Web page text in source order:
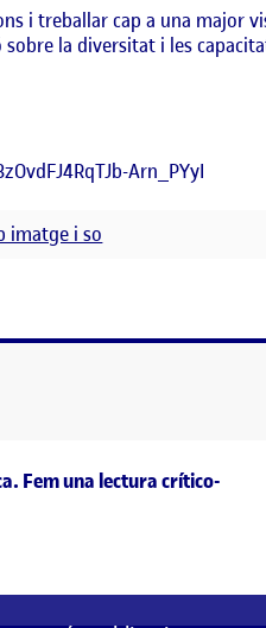
i treballar cap a una major
la diversitat i les
Arn_PYyI
imatge i so
Fem una lectura crítico-